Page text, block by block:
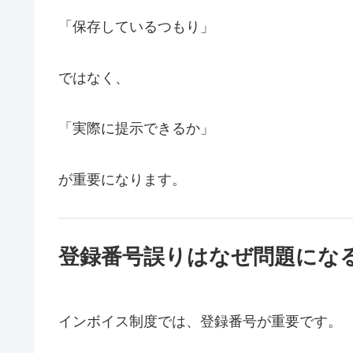
「保存しているつもり」
ではなく、
「実際に提示できるか」
が重要になります。
登録番号誤りはなぜ問題にな
インボイス制度では、登録番号が重要です。